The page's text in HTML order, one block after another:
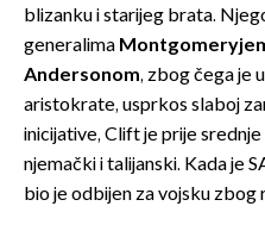
blizanku i starijeg brata.
generalima
Andersonom, zbog čega je
aristokrate, usprkos slaboj
inicijative, Clift je prije
njemački i talijanski. Kada je
bio je odbijen za vojsku zbog